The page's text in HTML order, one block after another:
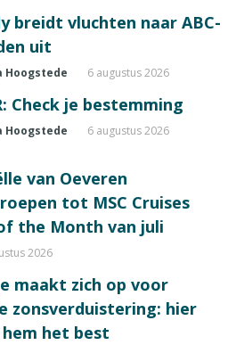
breidt vluchten naar ABC-
uit
Hoogstede 6 augustus 2026
Check je bestemming
Hoogstede 6 augustus 2026
van Oeveren
tot MSC Cruises
the Month van juli
2026
maakt zich op voor
zonsverduistering: hier
hem het best